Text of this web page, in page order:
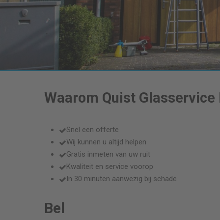
Waarom Quist Glasservice
Snel een offerte
Wij kunnen u altijd helpen
Gratis inmeten van uw ruit
Kwaliteit en service voorop
In 30 minuten aanwezig bij schade
Bel